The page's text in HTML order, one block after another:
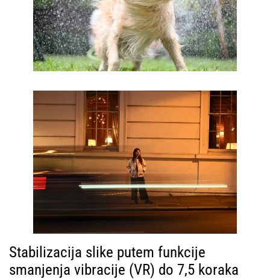
Stabilizacija slike putem funkcije
smanjenja vibracije (VR) do 7,5 koraka